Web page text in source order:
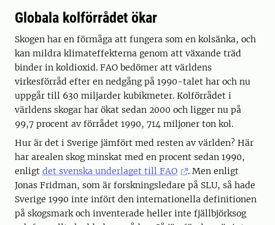
Globala kolförrådet ökar
Skogen har en förmåga att fungera som en kolsänka, och
kan mildra klimateffekterna genom att växande träd
binder in koldioxid. FAO bedömer att världens
virkesförråd efter en nedgång på 1990-talet har och nu
uppgår till 630 miljarder kubikmeter. Kolförrådet i
världens skogar har ökat sedan 2000 och ligger nu på
99,7 procent av förrådet 1990, 714 miljoner ton kol.
Hur är det i Sverige jämfört med resten av världen? Här
har arealen skog minskat med en procent sedan 1990,
enligt det svenska underlaget till FAO
. Men enligt
Jonas Fridman, som är forskningsledare på SLU, så hade
Sverige 1990 inte infört den internationella definitionen
på skogsmark och inventerade heller inte fjällbjörksog